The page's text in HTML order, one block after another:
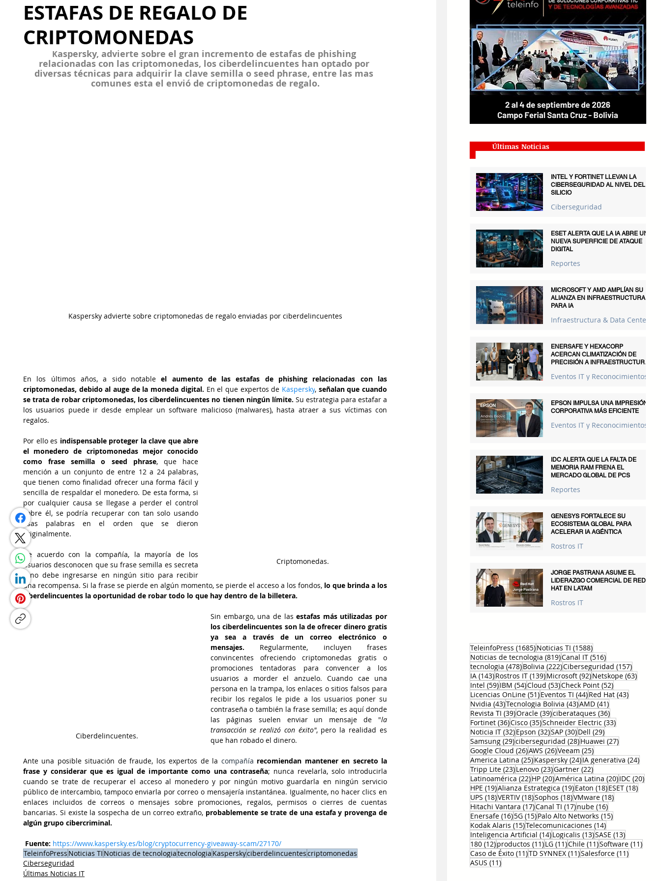
ESTAFAS DE REGALO DE
CRIPTOMONEDAS
Kaspersky, advierte sobre el gran incremento de estafas de phishing
relacionadas con las criptomonedas, los ciberdelincuentes han optado por
diversas técnicas para adquirir la clave semilla o seed phrase, entre las mas
comunes esta el envió de criptomonedas de regalo.
Kaspersky advierte sobre criptomonedas de regalo enviadas por ciberdelincuentes
En los últimos años, a sido notable el aumento de las estafas de phishing relacionadas con las
criptomonedas, debido al auge de la moneda digital. En el que expertos de Kaspersky, señalan que cuando
se trata de robar criptomonedas, los ciberdelincuentes no tienen ningún límite. Su estrategia para estafar a
los usuarios puede ir desde emplear un software malicioso (malwares), hasta atraer a sus víctimas con
regalos.
Criptomonedas.
Por ello es indispensable proteger la clave que abre
el monedero de criptomonedas mejor conocido
como frase semilla o seed phrase, que hace
mención a un conjunto de entre 12 a 24 palabras,
que tienen como finalidad ofrecer una forma fácil y
sencilla de respaldar el monedero. De esta forma, si
por cualquier causa se llegase a perder el control
sobre él, se podría recuperar con tan solo usando
esas palabras en el orden que se dieron
originalmente.
De acuerdo con la compañía, la mayoría de los
usuarios desconocen que su frase semilla es secreta
y no debe ingresarse en ningún sitio para recibir
una recompensa. Si la frase se pierde en algún momento, se pierde el acceso a los fondos, lo que brinda a los
ciberdelincuentes la oportunidad de robar todo lo que hay dentro de la billetera.
Ciberdelincuentes.
Sin embargo, una de las estafas más utilizadas por
los ciberdelincuentes son la de ofrecer dinero gratis
ya sea a través de un correo electrónico o
mensajes. Regularmente, incluyen frases
convincentes ofreciendo criptomonedas gratis o
promociones tentadoras para convencer a los
usuarios a morder el anzuelo. Cuando cae una
persona en la trampa, los enlaces o sitios falsos para
recibir los regalos le pide a los usuarios poner su
contraseña o también la frase semilla; es aquí donde
las páginas suelen enviar un mensaje de "la
transacción se realizó con éxito", pero la realidad es
que han robado el dinero.
Ante una posible situación de fraude, los expertos de la compañía recomiendan mantener en secreto la
frase y considerar que es igual de importante como una contraseña; nunca revelarla, solo introducirla
cuando se trate de recuperar el acceso al monedero y por ningún motivo guardarla en ningún servicio
público de intercambio, tampoco enviarla por correo o mensajería instantánea. Igualmente, no hacer clics en
enlaces incluidos de correos o mensajes sobre promociones, regalos, permisos o cierres de cuentas
bancarias. Si existe la sospecha de un correo extraño, probablemente se trate de una estafa y provenga de
algún grupo cibercriminal.
Fuente: https://www.kaspersky.es/blog/cryptocurrency-giveaway-scam/27170/
TeleinfoPress Noticias TI Noticias de tecnologiatecnologia Kasperskyciberdelincuentescriptomonedas
Ciberseguridad
Últimas Noticias IT
Últimas Noticias
INTEL Y FORTINET LLEVAN LA
CIBERSEGURIDAD AL NIVEL DEL
SILICIO
Ciberseguridad
ESET ALERTA QUE LA IA ABRE UNA
NUEVA SUPERFICIE DE ATAQUE
DIGITAL
Reportes
MICROSOFT Y AMD AMPLÍAN SU
ALIANZA EN INFRAESTRUCTURA
PARA IA
Infraestructura & Data Centers
ENERSAFE Y HEXACORP
ACERCAN CLIMATIZACIÓN DE
PRECISIÓN A INFRAESTRUCTURAS
Eventos IT y Reconocimientos
EPSON IMPULSA UNA IMPRESIÓN
CORPORATIVA MÁS EFICIENTE
Eventos IT y Reconocimientos
IDC ALERTA QUE LA FALTA DE
MEMORIA RAM FRENA EL
MERCADO GLOBAL DE PCS
Reportes
GENESYS FORTALECE SU
ECOSISTEMA GLOBAL PARA
ACELERAR IA AGÉNTICA
Rostros IT
JORGE PASTRANA ASUME EL
LIDERAZGO COMERCIAL DE RED
HAT EN LATAM
Rostros IT
TeleinfoPress (1685)1685 entradas
Noticias TI (1588)1588 entradas
Noticias de tecnologia (819)819 entradas
Canal IT (516)516 entradas
tecnologia (478)478 entradas
Bolivia (222)222 entradas
Ciberseguridad (157)157
IA (143)143 entradas
Rostros IT (139)139 entradas
Microsoft (92)92 entradas
Netskope (63)63
Intel (59)59 entradas
IBM (54)54 entradas
Cloud (53)53 entradas
Check Point (52)52 entradas
Licencias OnLine (51)51 entradas
Eventos TI (44)44 entradas
Red Hat (43)43
Nvidia (43)43 entradas
Tecnologia Bolivia (43)43 entradas
AMD (41)41 entradas
Revista TI (39)39 entradas
Oracle (39)39 entradas
ciberataques (36)36 entradas
Fortinet (36)36 entradas
Cisco (35)35 entradas
Schneider Electric (33)33 entradas
Noticia IT (32)32 entradas
Epson (32)32 entradas
SAP (30)30 entradas
Dell (29)29 entradas
Samsung (29)29 entradas
ciberseguridad (28)28 entradas
Huawei (27)27 entradas
Google Cloud (26)26 entradas
AWS (26)26 entradas
Veeam (25)25 entradas
America Latina (25)25 entradas
Kaspersky (24)24 entradas
IA generativa (24)24
Tripp Lite (23)23 entradas
Lenovo (23)23 entradas
Gartner (22)22 entradas
Latinoamérica (22)22 entradas
HP (20)20 entradas
América Latina (20)20 entradas
IDC (20)20
HPE (19)19 entradas
Alianza Estrategica (19)19 entradas
Eaton (18)18 entradas
ESET (18)18
UPS (18)18 entradas
VERTIV (18)18 entradas
Sophos (18)18 entradas
VMware (18)18 entradas
Hitachi Vantara (17)17 entradas
Canal TI (17)17 entradas
nube (16)16 entradas
Enersafe (16)16 entradas
5G (15)15 entradas
Palo Alto Networks (15)15 entradas
Kodak Alaris (15)15 entradas
Telecomunicaciones (14)14 entradas
Inteligencia Artificial (14)14 entradas
Logicalis (13)13 entradas
SASE (13)13
180 (12)12 entradas
productos (11)11 entradas
LG (11)11 entradas
Chile (11)11 entradas
Software (11)11
Caso de Éxito (11)11 entradas
TD SYNNEX (11)11 entradas
Salesforce (11)11
ASUS (11)11 entradas